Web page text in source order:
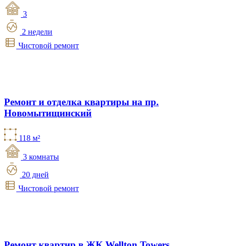
3
2 недели
Чистовой ремонт
Ремонт и отделка квартиры на пр.
Новомытищинский
118 м²
3 комнаты
20 дней
Чистовой ремонт